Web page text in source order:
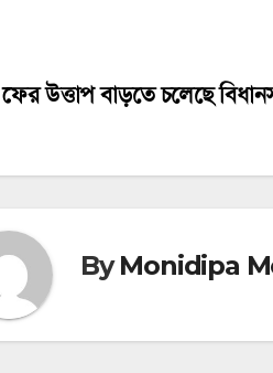
উত্তাপ বাড়তে চলেছে
ByMonidipa